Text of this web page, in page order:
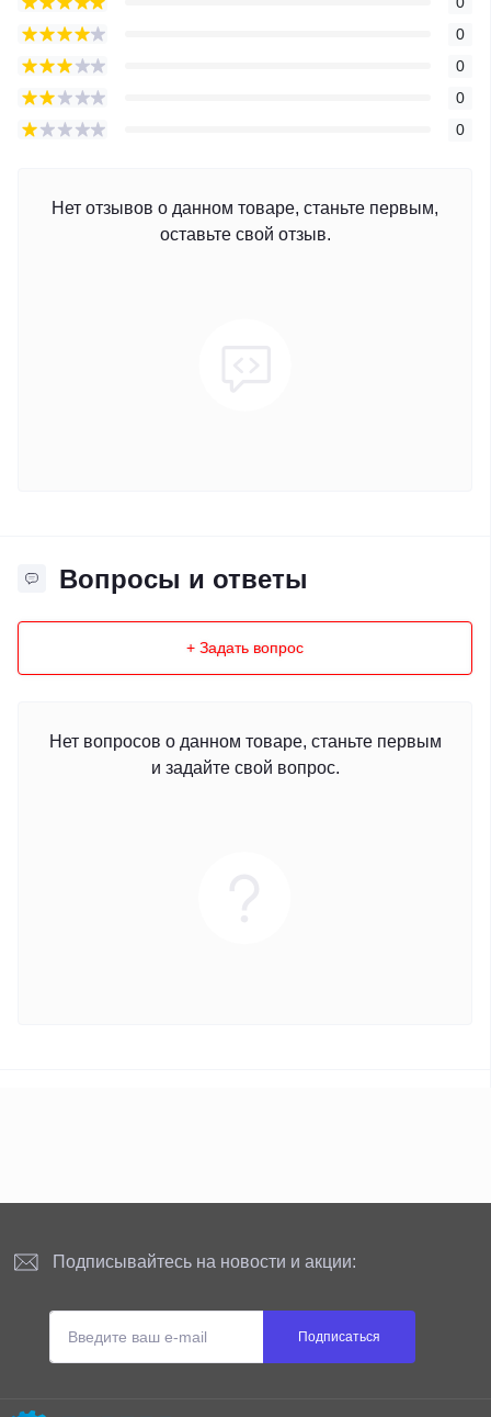
0
0
0
0
Нет отзывов о данном товаре, станьте первым,
оставьте свой отзыв.
Вопросы и ответы
+ Задать вопрос
Нет вопросов о данном товаре, станьте первым
и задайте свой вопрос.
Подписывайтесь на новости и акции:
Подписаться